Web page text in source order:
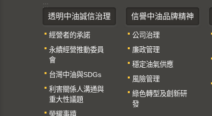
:::
透明中油誠信治理
經營者的承諾
永續經營推動委員
會
台灣中油與SDGs
利害關係人溝通與
重大性議題
榮耀事蹟
信譽中油品牌精神
公司治理
廉政管理
穩定油氣供應
風險管理
綠色轉型及創新研
發